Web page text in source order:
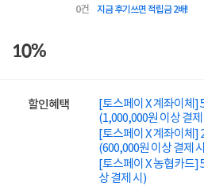
0건 지금 후기쓰면 적립금 2배!
10%
할인혜택
[토스페이 X 계좌이체]
(1,000,000원 이상 결제
[토스페이 X 계좌이체]
(600,000원 이상 결제
[토스페이 X 농협카드]
상 결제 시)